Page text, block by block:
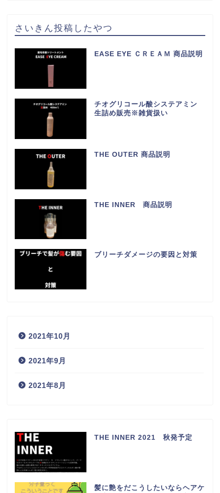
さいきん投稿したやつ
EASE EYE ＣＲＥＡＭ 商品説明
チオグリコール酸システアミン
生詰め販売※雑貨扱い
THE OUTER 商品説明
THE INNER 商品説明
ブリーチダメージの要因と対策
2021年10月
2021年9月
2021年8月
THE INNER 2021 秋発予定
髪に艶をだこうしたいならヘアケ